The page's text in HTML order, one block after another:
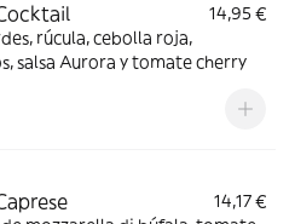
14,95 €
rúcula, cebolla roja,
salsa Aurora y tomate cherry
14,17 €